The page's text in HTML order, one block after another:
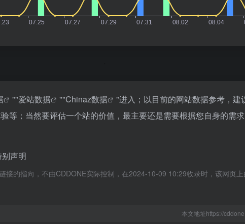
""爱站数据 ""Chinaz数据
"进入；以目前的网站数据参考，建
；当然要评估一个站的价值，最主要还是需要根据您自身的需
声明
的指向，不由CDDONE实际控制，在2024-10-09 10:29收录时，该网页
本文地址https://